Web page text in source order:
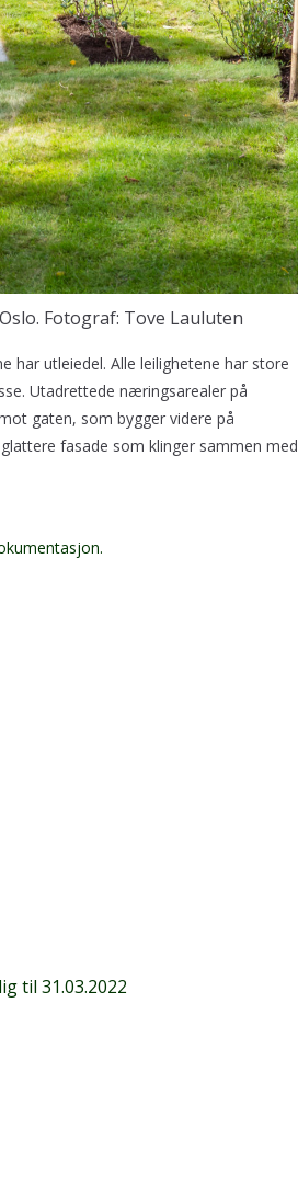
Fotograf: Tove Lauluten
har utleiedel. Alle leilighetene har store
Utadrettede næringsarealer på
gaten, som bygger videre på
fasade som klinger sammen med
til 31.03.2022